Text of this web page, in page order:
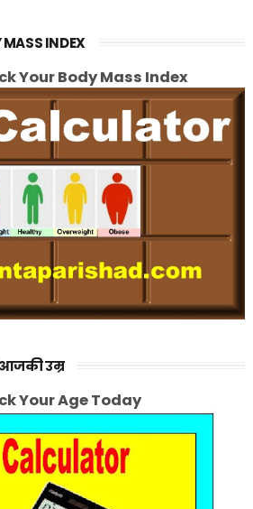
INDEX
Your Body Mass Index
उम्र
Your Age Today